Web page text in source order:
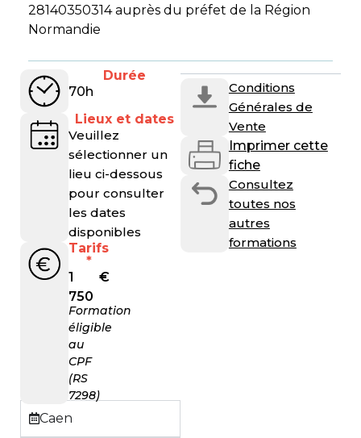
28140350314 auprès du préfet de la Région
Normandie
Durée
70h
Lieux et dates
Veuillez
sélectionner un
lieu ci-dessous
pour consulter
les dates
disponibles
Caen
Tarifs
*
1
750
€
Formation
éligible
au
CPF
(RS
7298)
Conditions
Générales de
Vente
Imprimer cette
fiche
Consultez
toutes nos
autres
formations